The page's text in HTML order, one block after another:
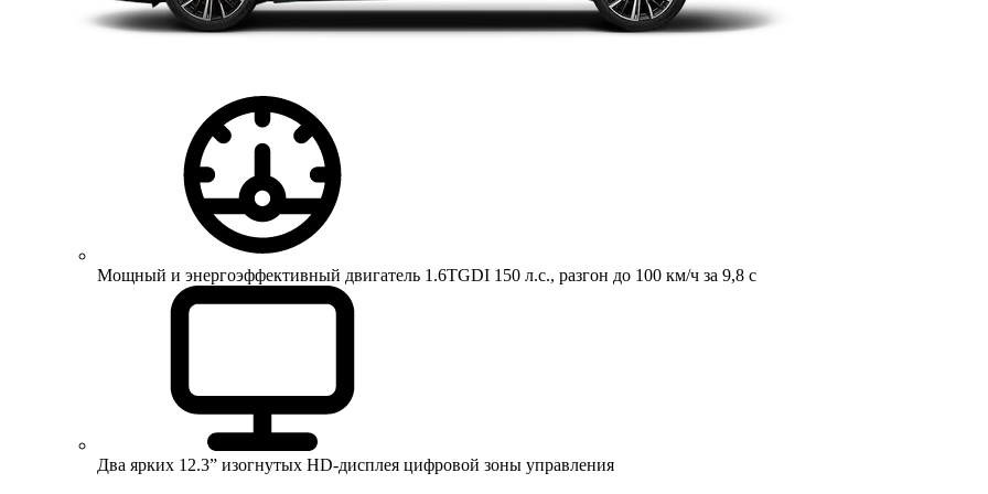
Мощный и энергоэффективный двигатель 1.6TGDI 150 л.с., разгон до 100 км/ч за 9,8 с
Два ярких 12.3” изогнутых HD-дисплея цифровой зоны управления